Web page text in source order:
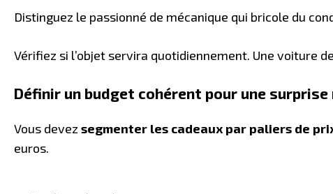
Distinguez le passionné de mécanique qui bricole du
Vérifiez si l’objet servira quotidiennement. Une voiture
Définir un budget cohérent pour une surprise
Vous devez segmenter les cadeaux par paliers de
euros.